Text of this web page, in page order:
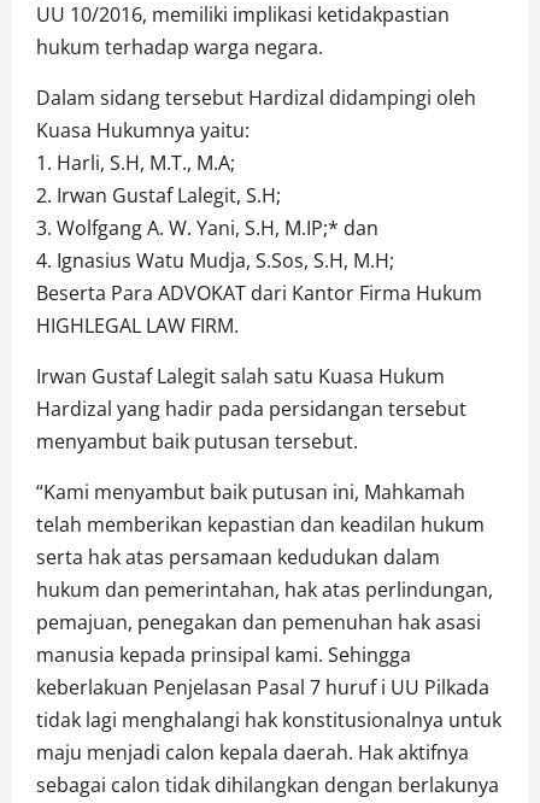
UU 10/2016, memiliki implikasi ketidakpastian
hukum terhadap warga negara.
Dalam sidang tersebut Hardizal didampingi oleh
Kuasa Hukumnya yaitu:
1. Harli, S.H, M.T., M.A;
2. Irwan Gustaf Lalegit, S.H;
3. Wolfgang A. W. Yani, S.H, M.IP;* dan
4. Ignasius Watu Mudja, S.Sos, S.H, M.H;
Beserta Para ADVOKAT dari Kantor Firma Hukum
HIGHLEGAL LAW FIRM.
Irwan Gustaf Lalegit salah satu Kuasa Hukum
Hardizal yang hadir pada persidangan tersebut
menyambut baik putusan tersebut.
“Kami menyambut baik putusan ini, Mahkamah
telah memberikan kepastian dan keadilan hukum
serta hak atas persamaan kedudukan dalam
hukum dan pemerintahan, hak atas perlindungan,
pemajuan, penegakan dan pemenuhan hak asasi
manusia kepada prinsipal kami. Sehingga
keberlakuan Penjelasan Pasal 7 huruf i UU Pilkada
tidak lagi menghalangi hak konstitusionalnya untuk
maju menjadi calon kepala daerah. Hak aktifnya
sebagai calon tidak dihilangkan dengan berlakunya